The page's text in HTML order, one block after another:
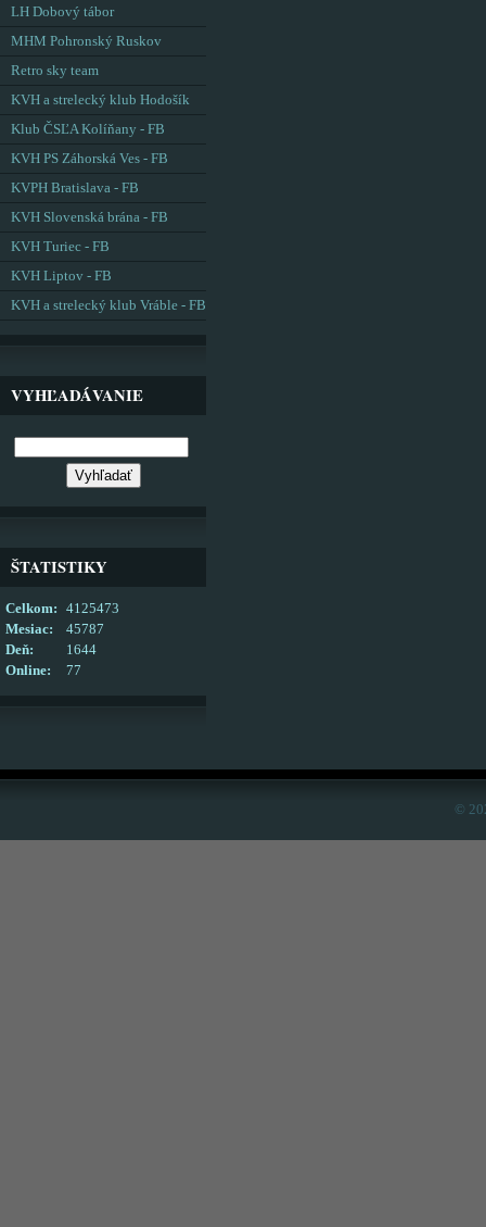
LH Dobový tábor
MHM Pohronský Ruskov
Retro sky team
KVH a strelecký klub Hodošík
Klub ČSĽA Kolíňany - FB
KVH PS Záhorská Ves - FB
KVPH Bratislava - FB
KVH Slovenská brána - FB
KVH Turiec - FB
KVH Liptov - FB
KVH a strelecký klub Vráble - FB
VYHĽADÁVANIE
ŠTATISTIKY
Online: 77
Celkom:
4125473
Mesiac:
45787
Deň:
1644
©